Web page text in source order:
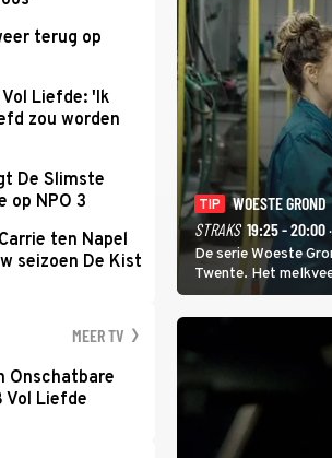
terug op
Liefde: 'Ik
zou worden
De Slimste
op NPO 3
ten Napel
seizoen De Kist
MEER TV
Onschatbare
Vol Liefde
TIP
WOESTE GROND
STRAKS 19:25 - 20:00
De serie Woeste
Twente. Het
2000-gebied ligt. In